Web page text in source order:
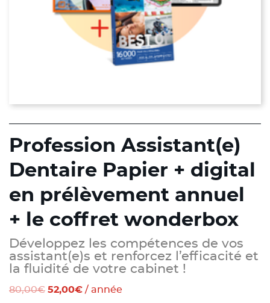
Profession Assistant(e)
Dentaire Papier + digital
en prélèvement annuel
+ le coffret wonderbox
Développez les compétences de vos
assistant(e)s et renforcez l’efficacité et
la fluidité de votre cabinet !
80,00€ Le
52,00€Le
/ année